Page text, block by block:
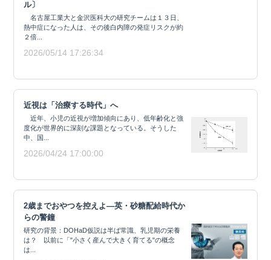
ル〕
名古屋工業大と金沢医科大の研究チームは１３日、
熱中症になった人は、その後白内障の発症リスクが約
２倍...
2026/05/14 17:26:34
近視は「治療する時代」へ
近年、小児の近視が増加傾向にあり、低年齢化と強
度化が世界的に深刻な課題となっている。そうした
中、国...
2026/04/24 17:00:00
2歳までおやつを控えよ―英・砂糖配給時代か
らの警鐘
研究の背景：DOHaD仮説は半ば常識、乳児期の栄養
は？ 以前に「"小さく産んで大きく育てる"の概念
は...